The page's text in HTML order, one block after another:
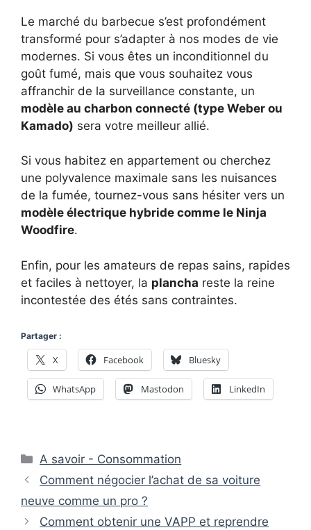
Le marché du barbecue s’est profondément
transformé pour s’adapter à nos modes de vie
modernes. Si vous êtes un inconditionnel du
goût fumé, mais que vous souhaitez vous
affranchir de la surveillance constante, un
modèle au charbon connecté (type Weber ou
Kamado) sera votre meilleur allié.
Si vous habitez en appartement ou cherchez
une polyvalence maximale sans les nuisances
de la fumée, tournez-vous sans hésiter vers un
modèle électrique hybride comme le Ninja
Woodfire.
Enfin, pour les amateurs de repas sains, rapides
et faciles à nettoyer, la plancha reste la reine
incontestée des étés sans contraintes.
Partager :
X Facebook Bluesky
WhatsApp Mastodon LinkedIn
Catégories
A savoir - Consommation
Comment négocier l’achat de sa voiture
neuve comme un pro ?
Comment obtenir une VAPP et reprendre